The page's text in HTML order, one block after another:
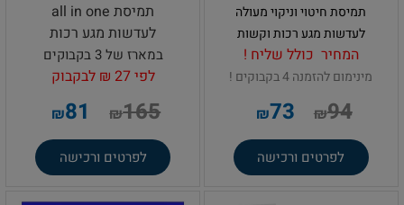
תמיסת חיטוי וניקוי מעולה
לעדשות מגע רכות וקשות
המחיר כולל שליח !
מינימום להזמנה 4 בקבוקים !
₪94
₪73
לפרטים ורכישה
תמיסת all in one
לעדשות מגע רכות
במארז של 3 בקבוקים
לפי 27 ₪ לבקבוק
₪165
₪81
לפרטים ורכישה